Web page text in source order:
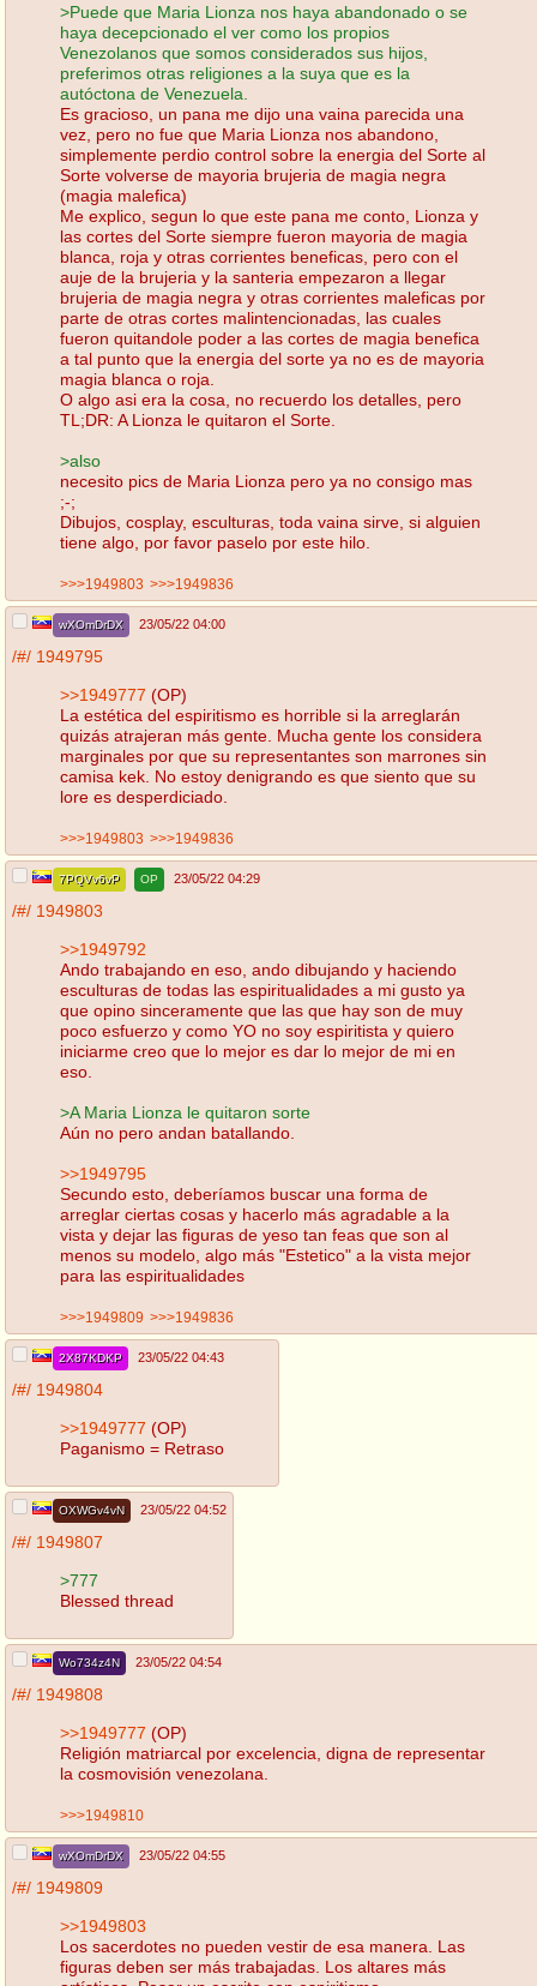
>Puede que Maria Lionza nos haya abandonado o se
haya decepcionado el ver como los propios
Venezolanos que somos considerados sus hijos,
preferimos otras religiones a la suya que es la
autóctona de Venezuela.
Es gracioso, un pana me dijo una vaina parecida una
vez, pero no fue que Maria Lionza nos abandono,
simplemente perdio control sobre la energia del Sorte al
Sorte volverse de mayoria brujeria de magia negra
(magia malefica)
Me explico, segun lo que este pana me conto, Lionza y
las cortes del Sorte siempre fueron mayoria de magia
blanca, roja y otras corrientes beneficas, pero con el
auje de la brujeria y la santeria empezaron a llegar
brujeria de magia negra y otras corrientes maleficas por
parte de otras cortes malintencionadas, las cuales
fueron quitandole poder a las cortes de magia benefica
a tal punto que la energia del sorte ya no es de mayoria
magia blanca o roja.
O algo asi era la cosa, no recuerdo los detalles, pero
TL;DR: A Lionza le quitaron el Sorte.
>also
necesito pics de Maria Lionza pero ya no consigo mas
;-;
Dibujos, cosplay, esculturas, toda vaina sirve, si alguien
tiene algo, por favor paselo por este hilo.
>>>1949803 >>>1949836
wXOmDrDX 23/05/22 04:00
/#/ 1949795
>>1949777 (OP)
La estética del espiritismo es horrible si la arreglarán
quizás atrajeran más gente. Mucha gente los considera
marginales por que su representantes son marrones sin
camisa kek. No estoy denigrando es que siento que su
lore es desperdiciado.
>>>1949803 >>>1949836
7PQVv6vP OP 23/05/22 04:29
/#/ 1949803
>>1949792
Ando trabajando en eso, ando dibujando y haciendo
esculturas de todas las espiritualidades a mi gusto ya
que opino sinceramente que las que hay son de muy
poco esfuerzo y como YO no soy espiritista y quiero
iniciarme creo que lo mejor es dar lo mejor de mi en
eso.
>A Maria Lionza le quitaron sorte
Aún no pero andan batallando.
>>1949795
Secundo esto, deberíamos buscar una forma de
arreglar ciertas cosas y hacerlo más agradable a la
vista y dejar las figuras de yeso tan feas que son al
menos su modelo, algo más "Estetico" a la vista mejor
para las espiritualidades
>>>1949809 >>>1949836
2X87KDKP 23/05/22 04:43
/#/ 1949804
>>1949777 (OP)
Paganismo = Retraso
OXWGv4vN 23/05/22 04:52
/#/ 1949807
>777
Blessed thread
Wo734z4N 23/05/22 04:54
/#/ 1949808
>>1949777 (OP)
Religión matriarcal por excelencia, digna de representar
la cosmovisión venezolana.
>>>1949810
wXOmDrDX 23/05/22 04:55
/#/ 1949809
>>1949803
Los sacerdotes no pueden vestir de esa manera. Las
figuras deben ser más trabajadas. Los altares más